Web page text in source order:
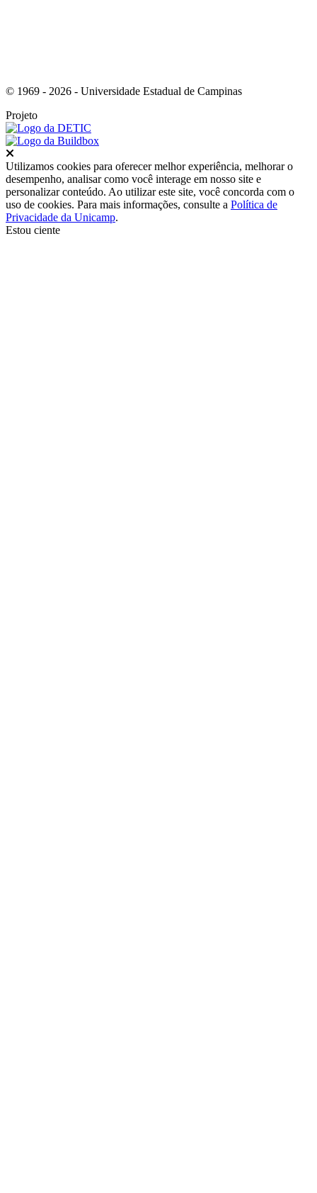
© 1969 - 2026 - Universidade Estadual de Campinas
Projeto
Utilizamos cookies para oferecer melhor experiência, melhorar o
desempenho, analisar como você interage em nosso site e
personalizar conteúdo. Ao utilizar este site, você concorda com o
uso de cookies. Para mais informações, consulte a Política de
Privacidade da Unicamp.
Estou ciente